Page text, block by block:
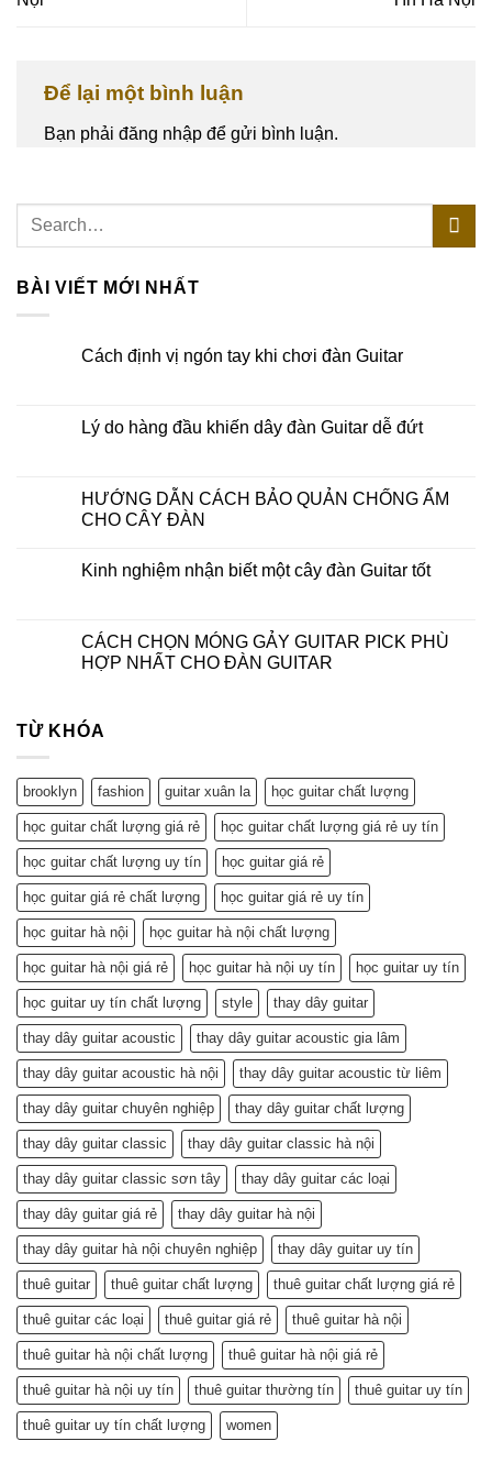
BÀI VIẾT MỚI NHẤT
Cách định vị ngón tay khi chơi đàn Guitar
Lý do hàng đầu khiến dây đàn Guitar dễ đứt
HƯỚNG DẪN CÁCH BẢO QUẢN CHỐNG ẨM
CHO CÂY ĐÀN
Kinh nghiệm nhận biết một cây đàn Guitar tốt
CÁCH CHỌN MÓNG GẢY GUITAR PICK PHÙ
HỢP NHẤT CHO ĐÀN GUITAR
TỪ KHÓA
brooklyn fashion guitar xuân la học guitar chất lượng
học guitar chất lượng giá rẻ học guitar chất lượng giá rẻ uy tín
học guitar chất lượng uy tín học guitar giá rẻ
học guitar giá rẻ chất lượng học guitar giá rẻ uy tín
học guitar hà nội học guitar hà nội chất lượng
học guitar hà nội giá rẻ học guitar hà nội uy tín học guitar uy tín
học guitar uy tín chất lượng style thay dây guitar
thay dây guitar acoustic thay dây guitar acoustic gia lâm
thay dây guitar acoustic hà nội thay dây guitar acoustic từ liêm
thay dây guitar chuyên nghiệp thay dây guitar chất lượng
thay dây guitar classic thay dây guitar classic hà nội
thay dây guitar classic sơn tây thay dây guitar các loại
thay dây guitar giá rẻ thay dây guitar hà nội
thay dây guitar hà nội chuyên nghiệp thay dây guitar uy tín
thuê guitar thuê guitar chất lượng thuê guitar chất lượng giá rẻ
thuê guitar các loại thuê guitar giá rẻ thuê guitar hà nội
thuê guitar hà nội chất lượng thuê guitar hà nội giá rẻ
thuê guitar hà nội uy tín thuê guitar thường tín thuê guitar uy tín
thuê guitar uy tín chất lượng women
Để lại một bình luận
Bạn phải đăng nhập để gửi bình luận.